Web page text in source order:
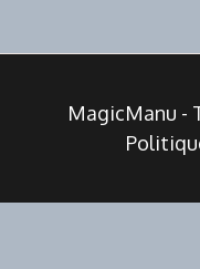
MagicManu -